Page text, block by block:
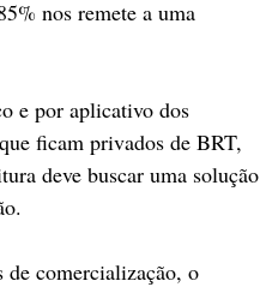
nos remete a uma
e por aplicativo dos
ficam privados de BRT,
deve buscar uma solução
de comercialização, o